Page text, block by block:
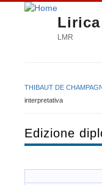
Lirica
LMR
Tu sei qui
THIBAUT DE
interpretativa
Edizione